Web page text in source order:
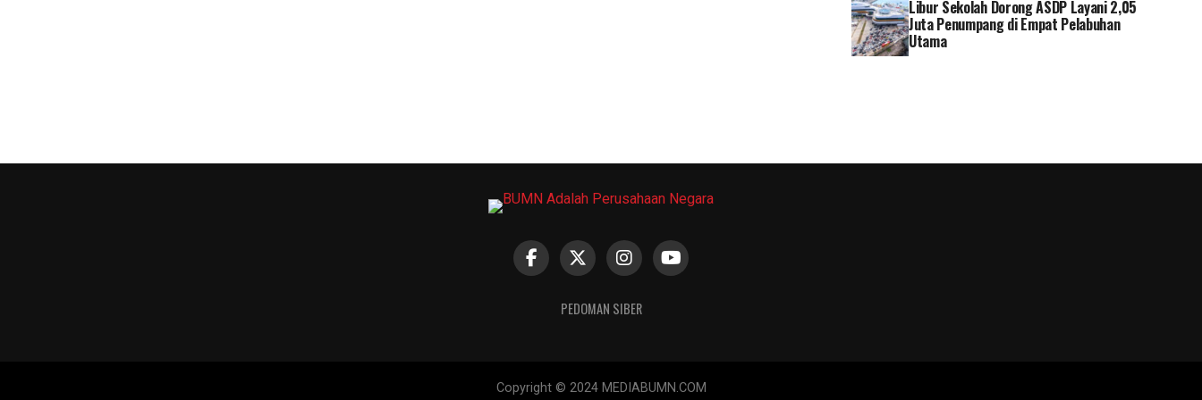
Libur Sekolah Dorong ASDP Layani 2,05
Juta Penumpang di Empat Pelabuhan
Utama
PEDOMAN SIBER
Copyright © 2024 MEDIABUMN.COM